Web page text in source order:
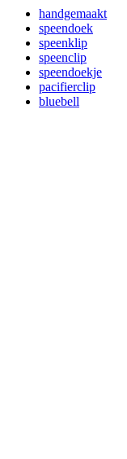
handgemaakt
speendoek
speenklip
speenclip
speendoekje
pacifierclip
bluebell